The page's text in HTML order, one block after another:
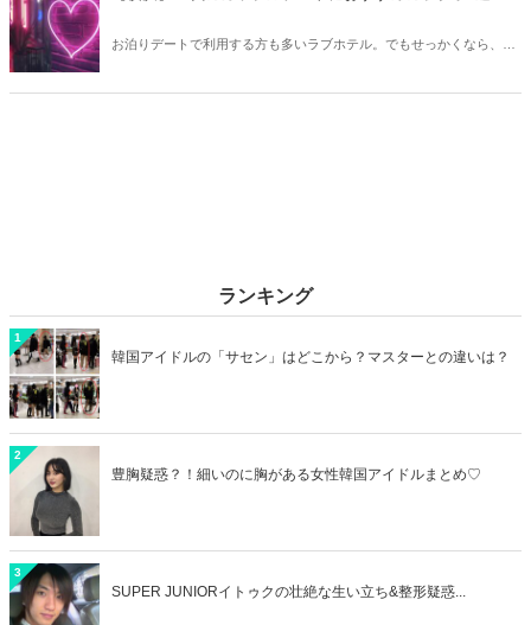
お泊りデートで利用する方も多いラブホテル。でもせっかくなら、キ
ランキング
1
韓国アイドルの「サセン」はどこから？マスターとの違いは？
2
豊胸疑惑？！細いのに胸がある女性韓国アイドルまとめ♡
3
SUPER JUNIORイトゥクの壮絶な生い立ち&整形疑惑...